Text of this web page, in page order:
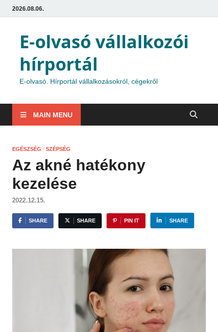
2026.08.06.
E-olvasó vállalkozói
hírportál
E-olvasó. Hírportál vállalkozásokról, cégekről
MAIN MENU
EGÉSZSÉG / SZÉPSÉG
Az akné hatékony
kezelése
2022.12.15.
SHARE SHARE PIN IT SHARE